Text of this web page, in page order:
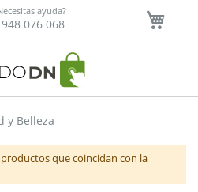
ayuda?
948 076 068
y Belleza
que coincidan con la